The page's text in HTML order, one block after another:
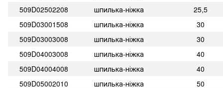
509D02502208
шпилька-ніжка
25,5
509D03001508
шпилька-ніжка
30
509D03003008
шпилька-ніжка
30
509D04003008
шпилька-ніжка
40
509D04004008
шпилька-ніжка
40
509D05002010
шпилька-ніжка
50